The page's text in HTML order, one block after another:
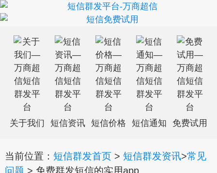
关于我们 短信资讯 短信价格 短信通知 免费试用
当前位置： 短信群发首页 > 短信群发资讯>常见
问题 > 免费群发短信的实用app